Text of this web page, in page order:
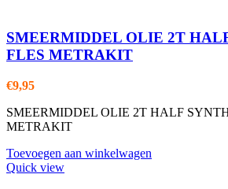
SMEERMIDDEL OLIE 2T
FLES METRAKIT
€9,95
SMEERMIDDEL OLIE 2T HALF
METRAKIT
Toevoegen aan winkelwagen
Quick view